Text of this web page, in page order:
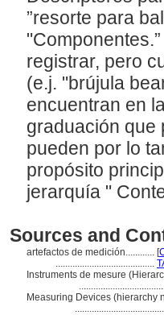
”resorte para
registrar, pero
(e.j. "brújula
encuentran en
graduación que
pueden por lo
propósito
jerarquía "
Sources and
artefactos de medición............ [
.........................................
Instruments de mesure
Measuring Devices (hierarchy